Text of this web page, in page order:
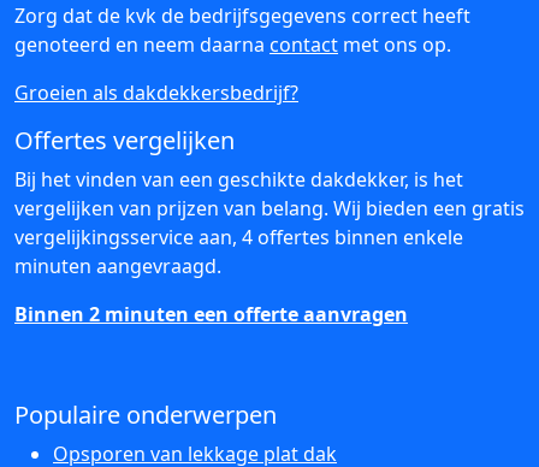
Zorg dat de kvk de bedrijfsgegevens correct heeft
genoteerd en neem daarna contact met ons op.
Groeien als dakdekkersbedrijf?
Offertes vergelijken
Bij het vinden van een geschikte dakdekker, is het
vergelijken van prijzen van belang. Wij bieden een gratis
vergelijkingsservice aan, 4 offertes binnen enkele
minuten aangevraagd.
Binnen 2 minuten een offerte aanvragen
Populaire onderwerpen
Opsporen van lekkage plat dak